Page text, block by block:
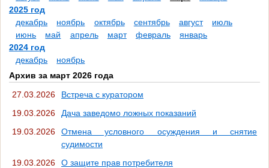
2025 год
декабрь
ноябрь октябрь сентябрь август
июль
июнь
май апрель март февраль
январь
2024 год
декабрь
ноябрь
Архив за март 2026 года
27.03.2026
Встреча с куратором
19.03.2026
Дача заведомо ложных показаний
19.03.2026
Отмена условного осуждения и снятие
судимости
19.03.2026
О защите прав потребителя